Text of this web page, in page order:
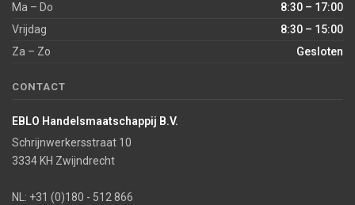
Ma – Do
8:30 – 17:00
Vrijdag
8:30 – 15:00
Za – Zo
Gesloten
CONTACT
EBLO Handelsmaatschappij B.V.
Schrijnwerkersstraat 10
3334 KH Zwijndrecht
NL: +31 (0)180 - 512 866